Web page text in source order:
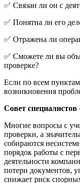
✅ Связан ли он с
✅ Понятна ли его
✅ Отражена ли
✅ Сможете ли вы
проверке?
Если по всем
возникновения
Совет
Многие вопросы с
проверки, а
собираются
порядок работы с
деятельности
потери документов,
снижает риск